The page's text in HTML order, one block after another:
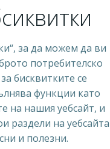
за да можем да ви
потребителско
бисквитките се
функции като
на нашия уебсайт, и
раздели на уебсайта
и полезни.